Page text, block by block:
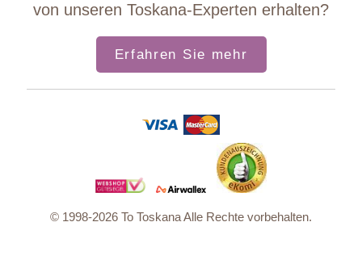
von unseren Toskana-Experten erhalten?
Erfahren Sie mehr
© 1998-2026 To Toskana Alle Rechte vorbehalten.